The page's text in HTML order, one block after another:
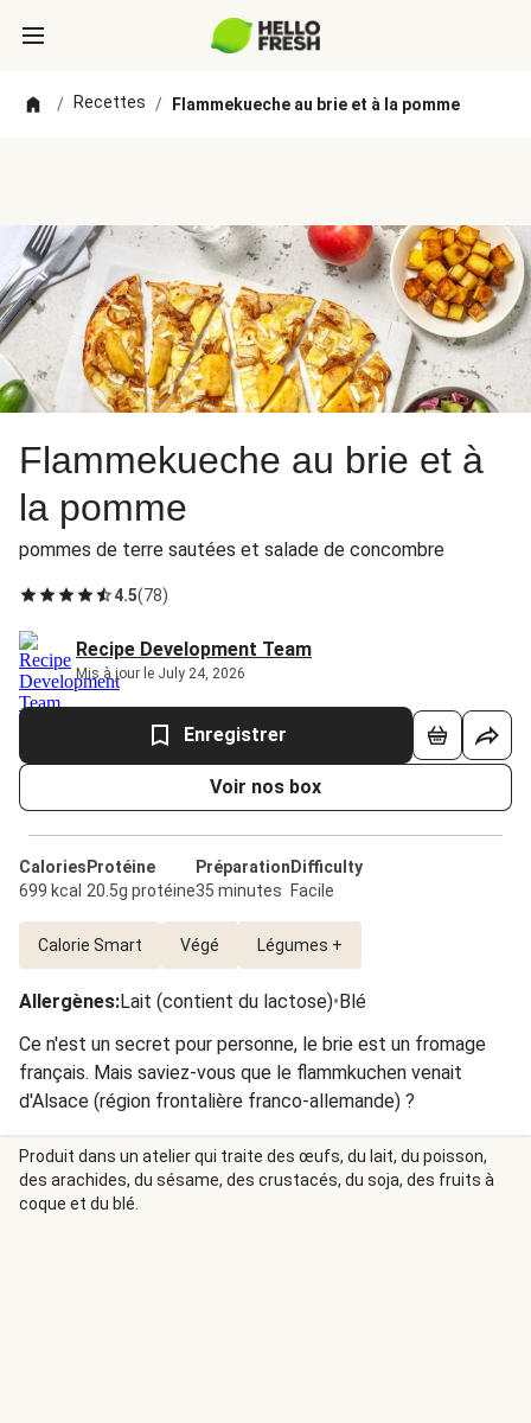
/ Recettes / Flammekueche au brie et à la pomme
Flammekueche au brie et à
la pomme
pommes de terre sautées et salade de concombre
4.5(78)
Recipe Development Team
Mis à jour le July 24, 2026
Enregistrer
Voir nos box
Calories
699 kcal
Protéine
20.5g protéine
Préparation
35 minutes
Difficulty
Facile
Calorie Smart Végé Légumes +
Allergènes:Lait (contient du lactose)•Blé
Ce n'est un secret pour personne, le brie est un fromage
français. Mais saviez-vous que le flammkuchen venait
d'Alsace (région frontalière franco-allemande) ?
Produit dans un atelier qui traite des œufs, du lait, du poisson,
des arachides, du sésame, des crustacés, du soja, des fruits à
coque et du blé.